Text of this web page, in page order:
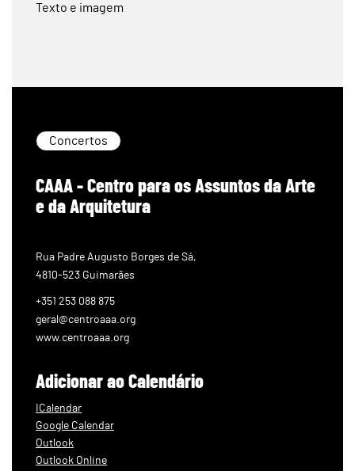
Texto e imagem
Concertos
CAAA - Centro para os Assuntos da Arte
e da Arquitetura
Rua Padre Augusto Borges de Sá,
4810-523 Guimarães
+351 253 088 875
geral@centroaaa.org
www.centroaaa.org
Adicionar ao Calendário
ICalendar
Google Calendar
Outlook
Outlook Online